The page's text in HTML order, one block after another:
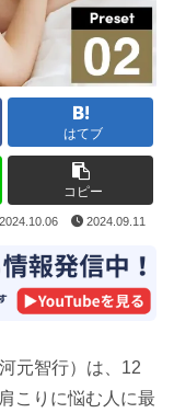
はてブ
コピー
2024.10.06 2024.09.11
元智行）は、12
こりに悩む人に最